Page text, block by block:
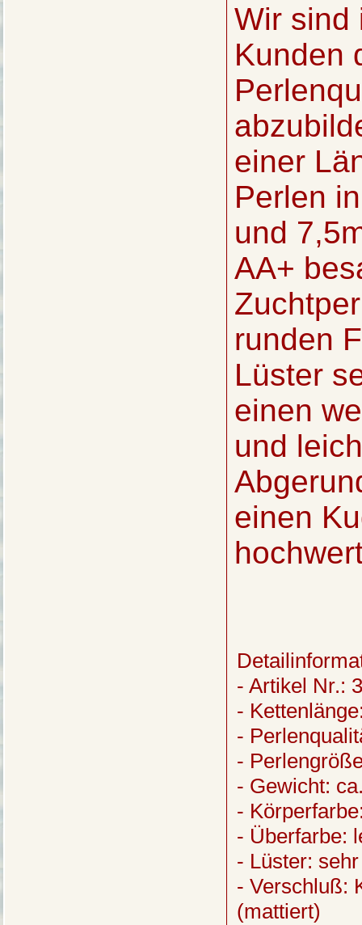
Wir sind
Kunden
einer
Perlen
und
AA+
runden
Lüster
einen
und
einen
- Artikel Nr.:
-
-
-
- Gewicht:
-
- Überfarbe:
- Lüster:
- Verschluß:
(mattiert)